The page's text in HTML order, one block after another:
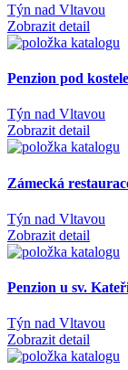
Týn nad Vltavou
Zobrazit detail
Penzion pod
Týn nad Vltavou
Zobrazit detail
Zámecká
Týn nad Vltavou
Zobrazit detail
Penzion u sv.
Týn nad Vltavou
Zobrazit detail